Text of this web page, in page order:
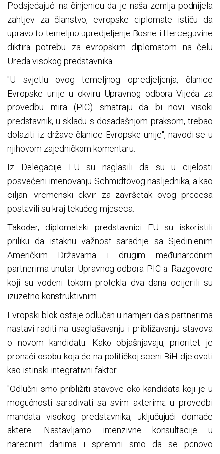
Podsjećajući na činjenicu da je naša zemlja podnijela
zahtjev za članstvo, evropske diplomate ističu da
upravo to temeljno opredjeljenje Bosne i Hercegovine
diktira potrebu za evropskim diplomatom na čelu
Ureda visokog predstavnika.
"U svjetlu ovog temeljnog opredjeljenja, članice
Evropske unije u okviru Upravnog odbora Vijeća za
provedbu mira (PIC) smatraju da bi novi visoki
predstavnik, u skladu s dosadašnjom praksom, trebao
dolaziti iz države članice Evropske unije", navodi se u
njihovom zajedničkom komentaru.
Iz Delegacije EU su naglasili da su u cijelosti
posvećeni imenovanju Schmidtovog nasljednika, a kao
ciljani vremenski okvir za završetak ovog procesa
postavili su kraj tekućeg mjeseca.
Također, diplomatski predstavnici EU su iskoristili
priliku da istaknu važnost saradnje sa Sjedinjenim
Američkim Državama i drugim međunarodnim
partnerima unutar Upravnog odbora PIC-a. Razgovore
koji su vođeni tokom protekla dva dana ocijenili su
izuzetno konstruktivnim.
Evropski blok ostaje odlučan u namjeri da s partnerima
nastavi raditi na usaglašavanju i približavanju stavova
o novom kandidatu. Kako objašnjavaju, prioritet je
pronaći osobu koja će na političkoj sceni BiH djelovati
kao istinski integrativni faktor.
"Odlučni smo približiti stavove oko kandidata koji je u
mogućnosti sarađivati sa svim akterima u provedbi
mandata visokog predstavnika, uključujući domaće
aktere. Nastavljamo intenzivne konsultacije u
narednim danima i spremni smo da se ponovo